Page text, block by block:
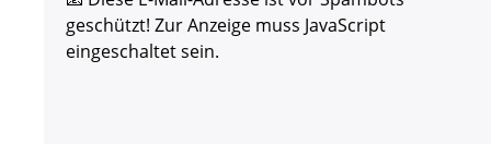
geschützt! Zur Anzeige muss JavaScript
eingeschaltet sein.